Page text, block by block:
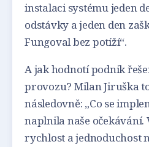
instalaci systému jeden
odstávky a jeden den
Fungoval bez potíží“.
A jak hodnotí podnik
provozu? Milan Jiruška
následovně: „Co se
naplnila naše očekávání.
rychlost a jednoduchost